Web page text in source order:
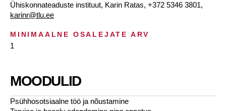
Ühiskonnateaduste instituut, Karin Ratas, +372 5346 3801,
karinr@tlu.ee
MINIMAALNE OSALEJATE ARV
1
MOODULID
Psühhosotsiaalne töö ja nõustamine